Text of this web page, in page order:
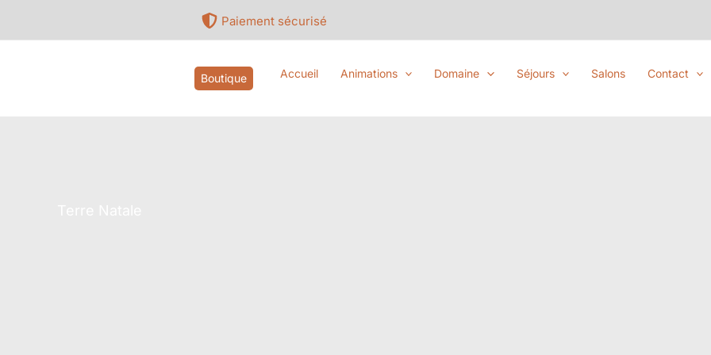
contenu
Paiement sécurisé
Boutique Accueil Animations Domaine Séjours Salons Contact